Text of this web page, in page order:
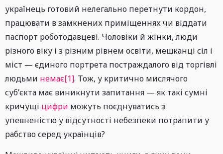
українець готовий нелегально перетнути кордон,
працювати в замкнених приміщеннях чи віддати
паспорт роботодавцеві. Чоловіки й жінки, люди
різного віку і з різним рівнем освіти, мешканці сіл і
міст — єдиного портрета постраждалого від торгівлі
людьми немає[1]. Тож, у критично мислячого
суб’єкта має виникнути запитання — як такі сумні
кричущі цифри можуть поєднуватись з
упевненістю у відсутності небезпеки потрапити у
рабство серед українців?